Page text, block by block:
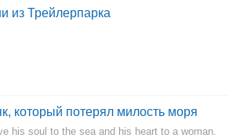
из Трейлерпарка
который потерял милость моря
his soul to the sea and his heart to a woman.